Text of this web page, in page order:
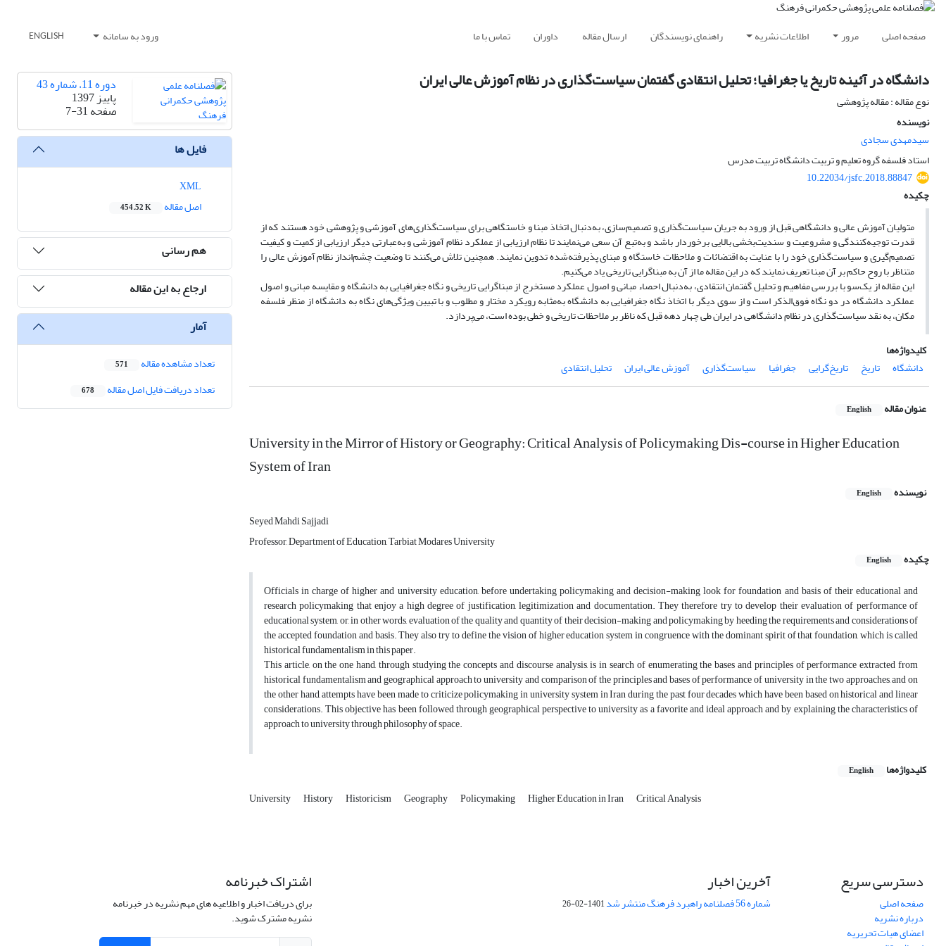
صفحه اصلی مرور اطلاعات نشریه راهنمای نویسندگان ارسال مقاله داوران تماس با ما ورود به سامانه ENGLISH
دانشگاه در آئینه تاریخ یا جغرافیا؛‌ تحلیل انتقادی گفتمان سیاست‌گذاری در نظام آموزش عالی ایران
نوع مقاله : مقاله پژوهشی
نویسنده
سیدمهدی سجادی
استاد فلسفه گروه تعلیم و تربیت دانشگاه تربیت مدرس
10.22034/jsfc.2018.88847
چکیده
متولیان آموزش عالی و دانشگاهی قبل از ورود به جریان سیاست‌گذاری و تصمیم‌سازی، به‌دنبال اتخاذ مبنا و خاستگاهی برای سیاست‌گذاری‌های آموزشی و پژوهشی خود هستند که از
قدرت توجیه‌کنندگی و مشروعیت و سندیت‌بخشی بالایی برخوردار باشد و به‌تبع آن سعی می‌نمایند تا نظام ارزیابی از عملکرد نظام آموزشی و به‌عبارتی دیگر ارزیابی از کمیت و کیفیت
تصمیم‌گیری و سیاست‌گذاری خود را با عنایت به اقتضائات و ملاحظات خاستگاه و مبنای پذیرفته‌شده تدوین نمایند. همچنین تلاش می‌کنند تا وضعیت چشم‌انداز نظام آموزش عالی را
متناظر با روح حاکم بر آن مبنا تعریف نمایند که در این مقاله ما از آن به مبناگرایی تاریخی یاد می‌کنیم.
این مقاله از یک‌سو با بررسی مفاهیم و تحلیل گفتمان انتقادی، به‌دنبال احصاء مبانی و اصول عملکرد مستخرج از مبنا‌گرایی تاریخی و نگاه جغرافیایی به دانشگاه و مقایسه مبانی و اصول
عملکرد دانشگاه در دو نگاه فوق‌الذکر است و از سوی دیگر با اتخاذ نگاه جغرافیایی به دانشگاه به‌مثابه رویکرد مختار و مطلوب و با تبیین ویژگی‌های نگاه به دانشگاه از منظر فلسفه
مکان، به نقد سیاست‌گذاری در نظام دانشگاهی در ایران طی چهار دهه قبل که ناظر بر ملاحظات تاریخی و خطی بوده است، می‌پردازد.
کلیدواژه‌ها
دانشگاه
تاریخ تاریخ‌گرایی جغرافیا سیاست‌گذاری آموزش عالی ایران تحلیل انتقادی
عنوان مقاله English
University in the Mirror of History or Geography: Critical Analysis of Policymaking Dis-course in Higher Education
System of Iran
نویسنده English
Seyed Mahdi Sajjadi
Professor, Department of Education, Tarbiat Modares University
چکیده
English
Officials in charge of higher and university education, before undertaking policymaking and decision-making look for foundation and basis of their educational and
research policymaking that enjoy a high degree of justification, legitimization and documentation. They therefore try to develop their evaluation of performance of
educational system, or, in other words, evaluation of the quality and quantity of their decision-making and policymaking by heeding the requirements and considerations of
the accepted foundation and basis. They also try to define the vision of higher education system in congruence with the dominant spirit of that foundation, which is called
historical fundamentalism in this paper.
This article, on the one hand, through studying the concepts and discourse analysis, is in search of enumerating the bases and principles of performance extracted from
historical fundamentalism and geographical approach to university and comparison of the principles and bases of performance of university in the two approaches, and on
the other hand, attempts have been made to criticize policymaking in university system in Iran during the past four decades which have been based on historical and linear
considerations. This objective has been followed through geographical perspective to university as a favorite and ideal approach and by explaining the characteristics of
approach to university through philosophy of space.
کلیدواژه‌ها English
University History Historicism Geography Policymaking Higher Education in Iran Critical Analysis
دوره 11، شماره 43
پاییز 1397
صفحه7-31
فایل ها
اصل مقاله
454.52 K
هم رسانی
ارجاع به این مقاله
آمار
تعداد مشاهده مقاله 571
تعداد دریافت فایل اصل مقاله 678
دسترسی سریع
صفحه اصلی
درباره نشریه
اعضای هیات تحریریه
آخرین اخبار
شماره 56 فصلنامه راهبرد فرهنگ منتشر شد 1401-02-26
اشتراک خبرنامه
برای دریافت اخبار و اطلاعیه های مهم نشریه در خبرنامه
نشریه مشترک شوید.